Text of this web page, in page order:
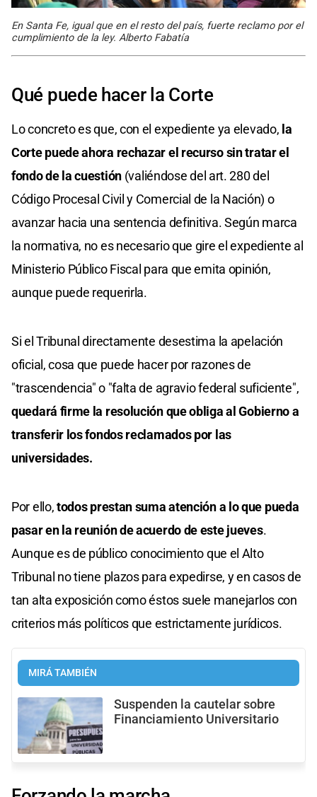
En Santa Fe, igual que en el resto del país, fuerte reclamo por el
cumplimiento de la ley. Alberto Fabatía
Qué puede hacer la Corte
Lo concreto es que, con el expediente ya elevado, la
Corte puede ahora rechazar el recurso sin tratar el
fondo de la cuestión (valiéndose del art. 280 del
Código Procesal Civil y Comercial de la Nación) o
avanzar hacia una sentencia definitiva. Según marca
la normativa, no es necesario que gire el expediente al
Ministerio Público Fiscal para que emita opinión,
aunque puede requerirla.
Si el Tribunal directamente desestima la apelación
oficial, cosa que puede hacer por razones de
"trascendencia" o "falta de agravio federal suficiente",
quedará firme la resolución que obliga al Gobierno a
transferir los fondos reclamados por las
universidades.
Por ello,todos prestan suma atención a lo que pueda
pasar en la reunión de acuerdo de este jueves.
Aunque es de público conocimiento que el Alto
Tribunal no tiene plazos para expedirse, y en casos de
tan alta exposición como éstos suele manejarlos con
criterios más políticos que estrictamente jurídicos.
MIRÁ TAMBIÉN
Suspenden la cautelar sobre
Financiamiento Universitario